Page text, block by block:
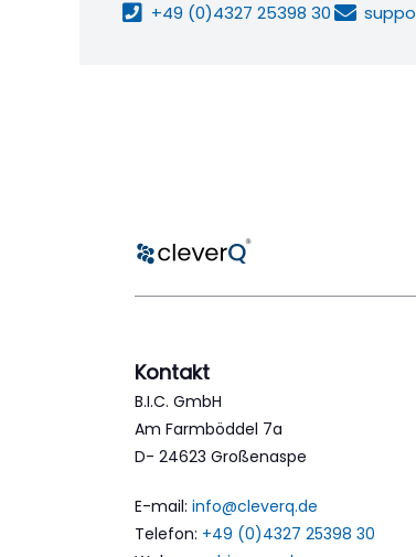
+49 (0)4327 25398 30
Kontakt
B.I.C. GmbH
Am Farmböddel 7a
D- 24623 Großenaspe
E-mail: info@cleverq.de
Telefon: +49 (0)4327 25398 30